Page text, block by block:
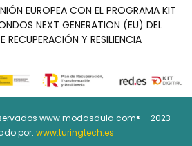
EUROPEA CON EL PROGRAMA KIT
NEXT GENERATION (EU) DEL
RECUPERACIÓN Y RESILIENCIA
www.modasdula.com® – 2023
por: www.turingtech.es